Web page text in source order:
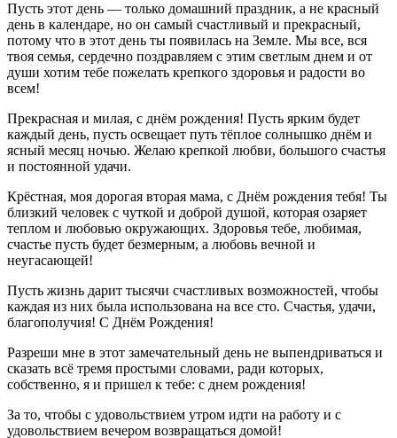
Пусть этот день — только домашний праздник, а не красный
день в календаре, но он самый счастливый и прекрасный,
потому что в этот день ты появилась на Земле. Мы все, вся
твоя семья, сердечно поздравляем с этим светлым днем и от
души хотим тебе пожелать крепкого здоровья и радости во
всем!
Прекрасная и милая, с днём рождения! Пусть ярким будет
каждый день, пусть освещает путь тёплое солнышко днём и
ясный месяц ночью. Желаю крепкой любви, большого счастья
и постоянной удачи.
Крёстная, моя дорогая вторая мама, с Днём рождения тебя! Ты
близкий человек с чуткой и доброй душой, которая озаряет
теплом и любовью окружающих. Здоровья тебе, любимая,
счастье пусть будет безмерным, а любовь вечной и
неугасающей!
Пусть жизнь дарит тысячи счастливых возможностей, чтобы
каждая из них была использована на все сто. Счастья, удачи,
благополучия! С Днём Рождения!
Разреши мне в этот замечательный день не выпендриваться и
сказать всё тремя простыми словами, ради которых,
собственно, я и пришел к тебе: с днем рождения!
За то, чтобы с удовольствием утром идти на работу и с
удовольствием вечером возвращаться домой!